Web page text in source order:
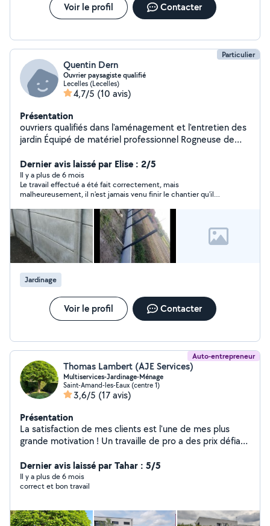
Voir le profil Contacter
Particulier
Quentin Dern
Ouvrier paysagiste qualifié
Lecelles (Lecelles)
4,7/5 (10 avis)
Présentation
ouvriers qualifiés dans l'aménagement et l'entretien des
jardin Équipé de matériel professionnel Rogneuse de
débroussailleuse remorque Je réalise taille de haie ou
enlèvement complet de la haie plus rognage des
souches Tonte Débroussaillage Préparation de gazon
Avec engazonnement Clôture tout genre souple rigide
aluminium composite béton
Dernier avis laissé par Elise : 2/5
Il y a plus de 6 mois
Le travail effectué a été fait correctement, mais
malheureusement, il n'est jamais venu finir le chantier qu'il
malgré plusieurs tentatives de relance... C'est dommage car
mon problème de base n'a jamais été réglé du coup.
Jardinage
Voir le profil Contacter
Auto-entrepreneur
Thomas Lambert (AJE Services)
Multiservices-Jardinage-Ménage
Saint-Amand-les-Eaux (centre 1)
3,6/5 (17 avis)
Présentation
La satisfaction de mes clients est l'une de mes plus
grande motivation ! Un travaille de pro a des prix défiant
Dernier avis laissé par Tahar : 5/5
Il y a plus de 6 mois
correct et bon travail